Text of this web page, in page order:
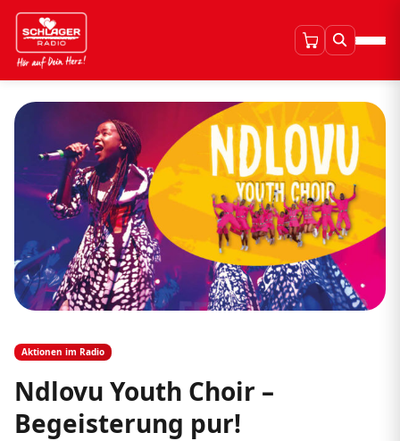
Aktionen im Radio
Ndlovu Youth Choir –
Begeisterung pur!